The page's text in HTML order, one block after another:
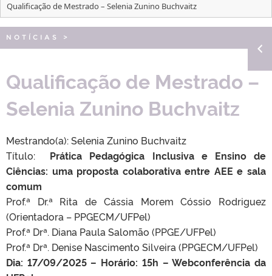
INTERNACIONAL
Qualificação de Mestrado – Selenia Zunino Buchvaitz
NOTÍCIAS >
Qualificação de Mestrado –
Selenia Zunino Buchvaitz
Mestrando(a): Selenia Zunino Buchvaitz
Título: Prática Pedagógica Inclusiva e Ensino de
Ciências: uma proposta colaborativa entre AEE e sala
comum
Prof.ª Dr.ª Rita de Cássia Morem Cóssio Rodriguez
(Orientadora – PPGECM/UFPel)
Prof.ª Drª. Diana Paula Salomão (PPGE/UFPel)
Prof.ª Drª. Denise Nascimento Silveira (PPGECM/UFPel)
Dia: 17/09/2025 – Horário: 15h – Webconferência da